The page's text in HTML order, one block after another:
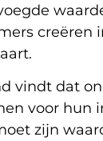
creëren
vindt dat
voor hun
zijn